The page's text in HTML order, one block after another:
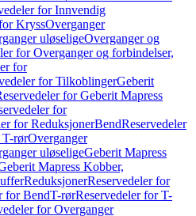
for Innvendig
KryssOverganger
uløseligeOverganger og
for Overganger og forbindelser,
for
for TilkoblingerGeberit
for Geberit Mapress
for
for ReduksjonerBendReservedeler
T-rørOverganger
uløseligeGeberit Mapress
Mapress Kobber,
ReduksjonerReservedeler for
for BendT-rørReservedeler for T-
for Overganger